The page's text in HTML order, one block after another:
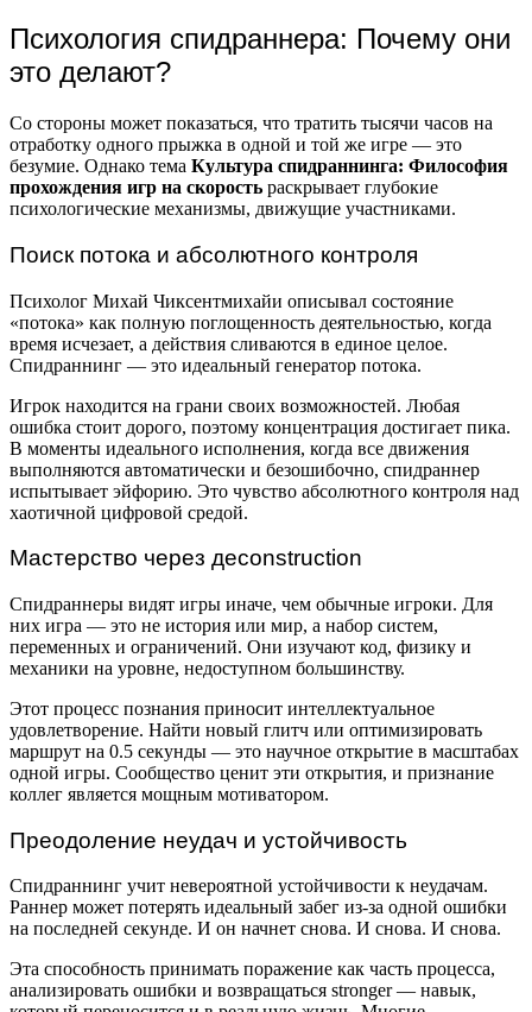
Психология спидраннера: Почему они
это делают?
Со стороны может показаться, что тратить тысячи часов на
отработку одного прыжка в одной и той же игре — это
безумие. Однако тема Культура спидраннинга: Философия
прохождения игр на скорость раскрывает глубокие
психологические механизмы, движущие участниками.
Поиск потока и абсолютного контроля
Психолог Михай Чиксентмихайи описывал состояние
«потока» как полную поглощенность деятельностью, когда
время исчезает, а действия сливаются в единое целое.
Спидраннинг — это идеальный генератор потока.
Игрок находится на грани своих возможностей. Любая
ошибка стоит дорого, поэтому концентрация достигает пика.
В моменты идеального исполнения, когда все движения
выполняются автоматически и безошибочно, спидраннер
испытывает эйфорию. Это чувство абсолютного контроля над
хаотичной цифровой средой.
Мастерство через деconstruction
Спидраннеры видят игры иначе, чем обычные игроки. Для
них игра — это не история или мир, а набор систем,
переменных и ограничений. Они изучают код, физику и
механики на уровне, недоступном большинству.
Этот процесс познания приносит интеллектуальное
удовлетворение. Найти новый глитч или оптимизировать
маршрут на 0.5 секунды — это научное открытие в масштабах
одной игры. Сообщество ценит эти открытия, и признание
коллег является мощным мотиватором.
Преодоление неудач и устойчивость
Спидраннинг учит невероятной устойчивости к неудачам.
Раннер может потерять идеальный забег из-за одной ошибки
на последней секунде. И он начнет снова. И снова. И снова.
Эта способность принимать поражение как часть процесса,
анализировать ошибки и возвращаться stronger — навык,